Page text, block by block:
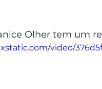
Olher tem um
video/